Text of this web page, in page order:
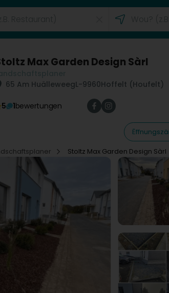
Max Garden Design Sàrl
65 Am HuälleweegL-9960Hoffelt (Houfelt)
5 1bewertungen
Stoltz Max Garden Design Sàrl